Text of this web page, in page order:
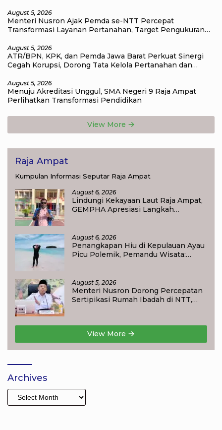
August 5, 2026
Menteri Nusron Ajak Pemda se-NTT Percepat
Transformasi Layanan Pertanahan, Target Pengukuran
August 5, 2026
ATR/BPN, KPK, dan Pemda Jawa Barat Perkuat Sinergi
Cegah Korupsi, Dorong Tata Kelola Pertanahan dan
August 5, 2026
Menuju Akreditasi Unggul, SMA Negeri 9 Raja Ampat
Perlihatkan Transformasi Pendidikan
View More
Raja Ampat
Kumpulan Informasi Seputar Raja Ampat
August 6, 2026
Lindungi Kekayaan Laut Raja Ampat,
GEMPHA Apresiasi Langkah
August 6, 2026
Penangkapan Hiu di Kepulauan Ayau
Picu Polemik, Pemandu Wisata:
August 5, 2026
Menteri Nusron Dorong Percepatan
Sertipikasi Rumah Ibadah di NTT,
View More
Archives
Archives